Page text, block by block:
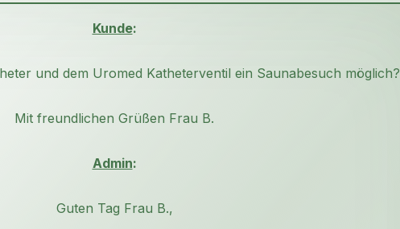
Kunde:
und dem Uromed Katheterventil ein Saunabesuch möglich?
Mit freundlichen Grüßen Frau B.
Admin:
Guten Tag Frau B.,